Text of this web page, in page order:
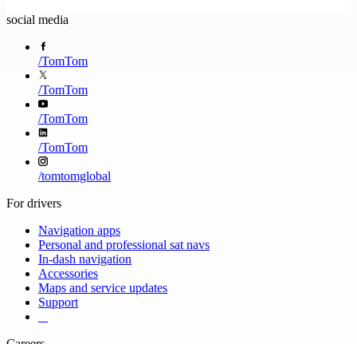
social media
/TomTom
/TomTom
/TomTom
/TomTom
/tomtomglobal
For drivers
Navigation apps
Personal and professional sat navs
In-dash navigation
Accessories
Maps and service updates
Support